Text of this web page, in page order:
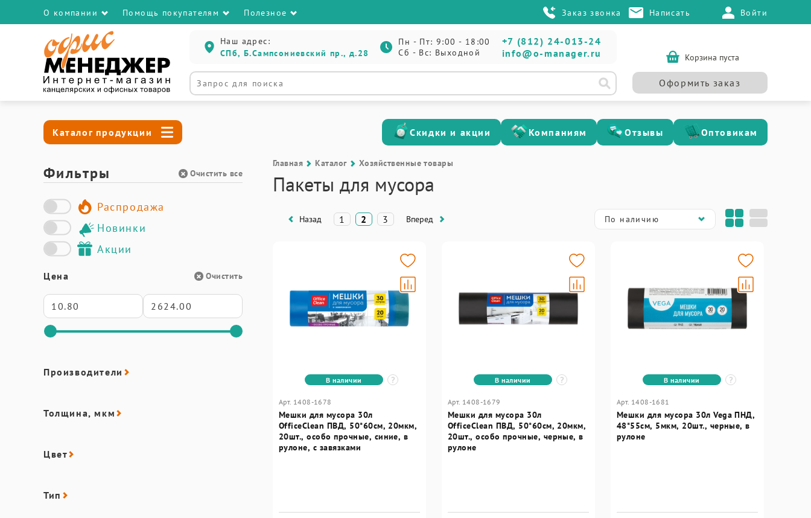
О компании Помощь покупателям Полезное Заказ звонка Написать Войти
Наш адрес:
СПб, Б.Сампсониевский пр., д.28
Пн - Пт: 9:00 - 18:00
Сб - Вс: Выходной
+7 (812) 24-013-24
info@o-manager.ru
Корзина пуста
Оформить заказ
Каталог продукции Скидки и акции Компаниям Отзывы Оптовикам
Фильтры Очистить все
Распродажа
Новинки
Акции
Цена Очистить
Производители
Толщина, мкм
Цвет
Тип
Главная Каталог Хозяйственные товары
Пакеты для мусора
Назад 1 2 3 Вперед По наличию
В наличии
Арт. 1408-1678
Мешки для мусора 30л
OfficeClean ПВД, 50*60см, 20мкм,
20шт., особо прочные, синие, в
рулоне, с завязками
В наличии
Арт. 1408-1679
Мешки для мусора 30л
OfficeClean ПВД, 50*60см, 20мкм,
20шт., особо прочные, черные, в
рулоне
В наличии
Арт. 1408-1681
Мешки для мусора 30л Vega ПНД,
48*55см, 5мкм, 20шт., черные, в
рулоне